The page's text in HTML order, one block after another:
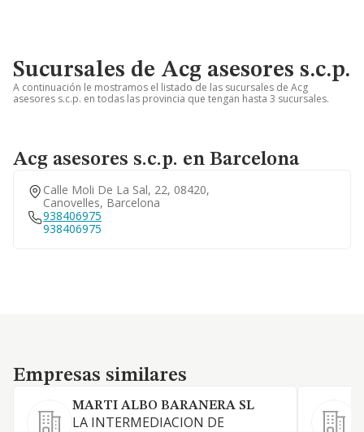
Sucursales de Acg asesores s.c.p.
A continuación le mostramos el listado de las sucursales de Acg
asesores s.c.p. en todas las provincia que tengan hasta 3 sucursales.
Acg asesores s.c.p. en Barcelona
Calle Moli De La Sal, 22, 08420,
Canovelles, Barcelona
938406975
938406975
Empresas similares
Empresas similares
MARTI ALBO BARANERA SL
LA INTERMEDIACION DE